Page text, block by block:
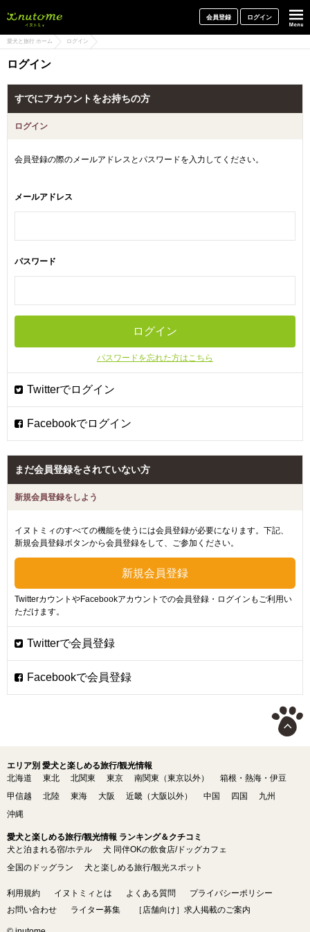
会員登録 ログイン
愛犬と旅行 ホーム ログイン
ログイン
すでにアカウントをお持ちの方
ログイン
会員登録の際のメールアドレスとパスワードを入力してください。
メールアドレス
パスワード
パスワードを忘れた方はこちら
まだ会員登録をされていない方
新規会員登録をしよう
イヌトミィのすべての機能を使うには会員登録が必要になります。下記、
新規会員登録ボタンから会員登録をして、ご参加ください。
TwitterカウントやFacebookアカウントでの会員登録・ログインもご利用い
ただけます。
エリア別 愛犬と楽しめる旅行/観光情報
北海道
東北 北関東 東京 南関東（東京以外）
箱根・熱海・伊豆
甲信越
北陸 東海 大阪 近畿（大阪以外） 中国 四国
九州
沖縄
愛犬と楽しめる旅行/観光情報 ランキング＆クチコミ
犬と泊まれる宿/ホテル
犬 同伴OKの飲食店/ドッグカフェ
全国のドッグラン
犬と楽しめる旅行/観光スポット
利用規約 イヌトミィとは よくある質問
プライバシーポリシー
お問い合わせ
ライター募集 ［店舗向け］求人掲載のご案内